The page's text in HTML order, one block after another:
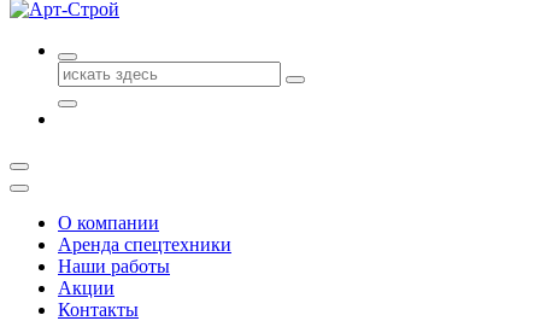
Поиск
для:
О компании
Аренда спецтехники
Наши работы
Акции
Контакты